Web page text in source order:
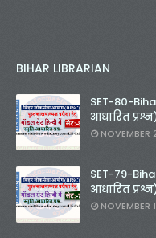
BIHAR LIBRARIAN
SET-80-
आधारित
NOVEMBER
SET-79-
आधारित
NOVEMBER